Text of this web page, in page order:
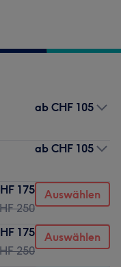
ab CHF 105
ab CHF 105
175
250
Auswählen
175
250
Auswählen